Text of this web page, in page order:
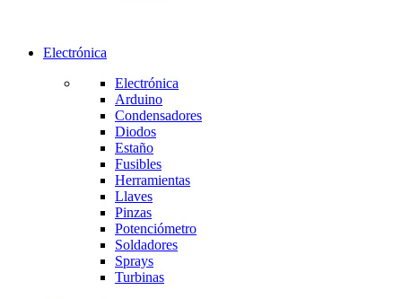
Electrónica
Electrónica
Arduino
Condensadores
Diodos
Estaño
Fusibles
Herramientas
Llaves
Pinzas
Potenciómetro
Soldadores
Sprays
Turbinas